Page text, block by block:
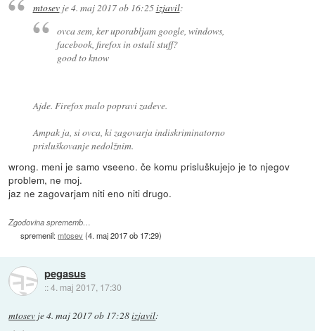
mtosevje4. maj 2017 ob 16:25izjavil:
ovca sem, ker uporabljam google, windows,
facebook, firefox in ostali stuff?
good to know
Ajde. Firefox malo popravi zadeve.
Ampak ja, si ovca, ki zagovarja indiskriminatorno
prisluškovanje nedolžnim.
wrong. meni je samo vseeno. če komu prisluškujejo je to njegov
problem, ne moj.
jaz ne zagovarjam niti eno niti drugo.
Zgodovina sprememb…
spremenil:mtosev(4. maj 2017 ob 17:29)
pegasus
::4. maj 2017, 17:30
mtosev je4. maj 2017 ob 17:28izjavil: